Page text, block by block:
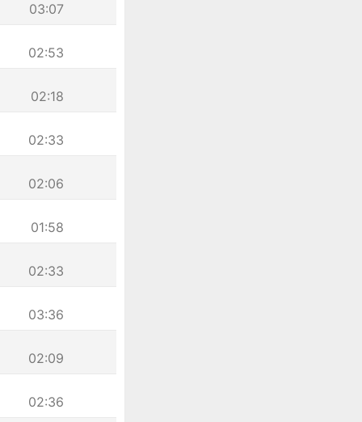
03:07
02:53
02:18
02:33
02:06
01:58
02:33
03:36
02:09
02:36